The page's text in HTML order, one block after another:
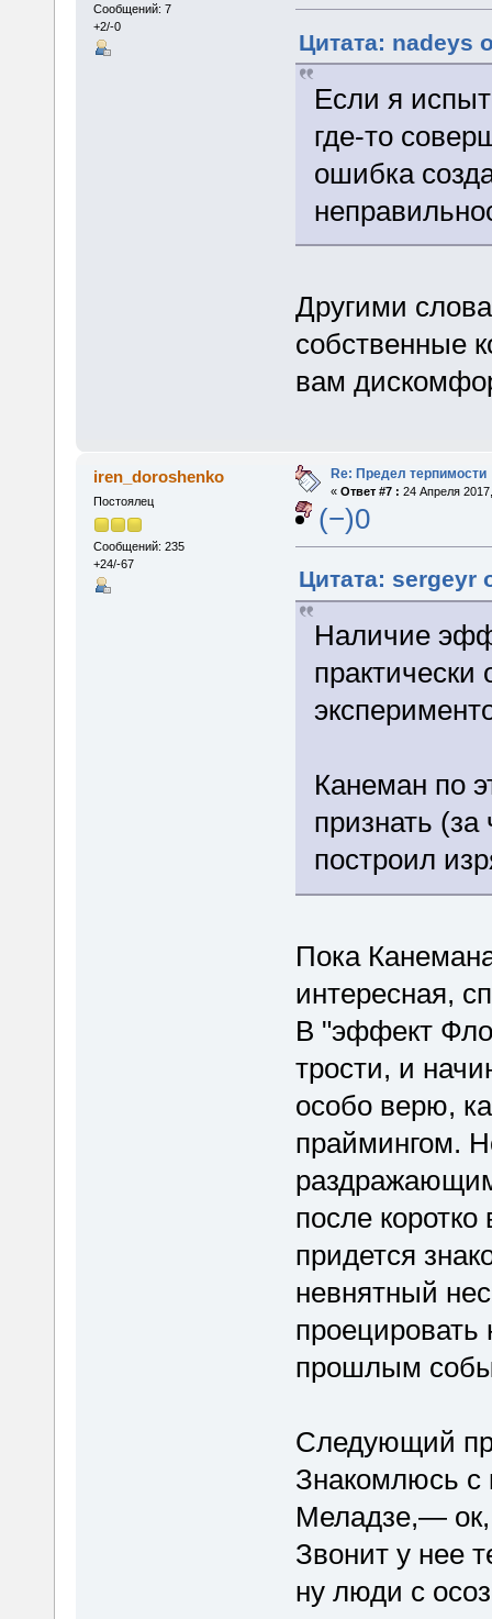
Сообщений: 7
+2/-0
Цитата: nadeys
Если я
где-то
ошибка
Другими
собственные
вам
iren_doroshenko
Постоялец
Сообщений: 235
+24/-67
Re: Предел терпимости
« Ответ #7 : 24 Апреля
(−)0
Цитата: sergeyr
Наличие
практически
Канеман по
признать
построил
Пока
интересная,
В "эффект
трости, и
особо верю,
праймингом.
после
придется
невнятный
проецировать
прошлым
Следующий
Знакомлюсь с
Меладзе,— ок,
Звонит у нее
ну люди с